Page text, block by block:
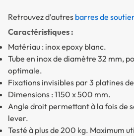
Retrouvez d'autres barres de
Caractéristiques :
Matériau : inox epoxy blanc.
Tube en inox de diamètre 32 mm,
optimale.
Fixations invisibles par 3 platines
Dimensions : 1150 x 500 mm.
Angle droit permettant à la fois de
lever.
Testé à plus de 200 kg. Maximum